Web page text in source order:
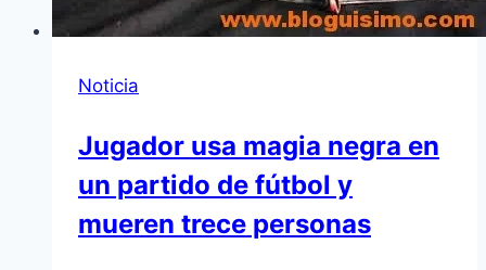
Noticia
Jugador usa magia negra en
un partido de fútbol y
mueren trece personas